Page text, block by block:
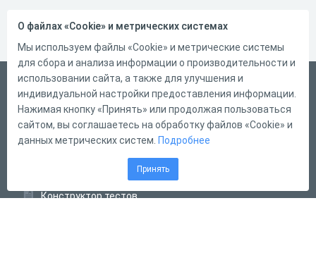
Русский
Справка
Форма обратной связи
Конструктор тестов
О файлах «Cookie» и метрических системах
Мы используем файлы «Cookie» и метрические системы
для сбора и анализа информации о производительности и
использовании сайта, а также для улучшения и
индивидуальной настройки предоставления информации.
Нажимая кнопку «Принять» или продолжая пользоваться
сайтом, вы соглашаетесь на обработку файлов «Cookie» и
данных метрических систем. Подробнее
Принять